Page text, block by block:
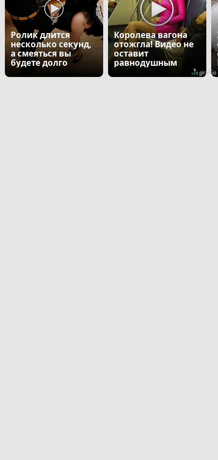
Ролик длится
несколько секунд,
а смеяться вы
будете долго
Королева вагона
отожгла! Видео не
оставит
равнодушным